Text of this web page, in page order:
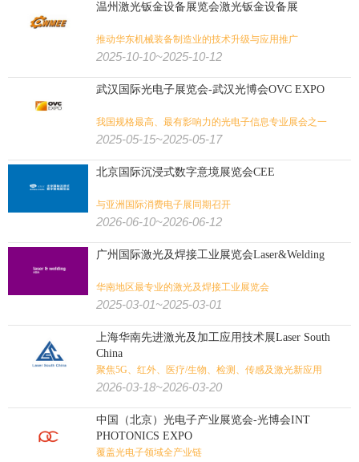
温州激光钣金设备展览会激光钣金设备展
推动华东机械装备制造业的技术升级与应用推广
2025-10-10~2025-10-12
武汉国际光电子展览会-武汉光博会OVC EXPO
我国规格最高、最有影响力的光电子信息专业展会之一
2025-05-15~2025-05-17
北京国际沉浸式数字意境展览会CEE
与亚洲国际消费电子展同期召开
2026-06-10~2026-06-12
广州国际激光及焊接工业展览会Laser&Welding
华南地区最专业的激光及焊接工业展览会
2025-03-01~2025-03-01
上海华南先进激光及加工应用技术展Laser South
China
聚焦5G、红外、医疗/生物、检测、传感及激光新应用
2026-03-18~2026-03-20
中国（北京）光电子产业展览会-光博会INT
PHOTONICS EXPO
覆盖光电子领域全产业链